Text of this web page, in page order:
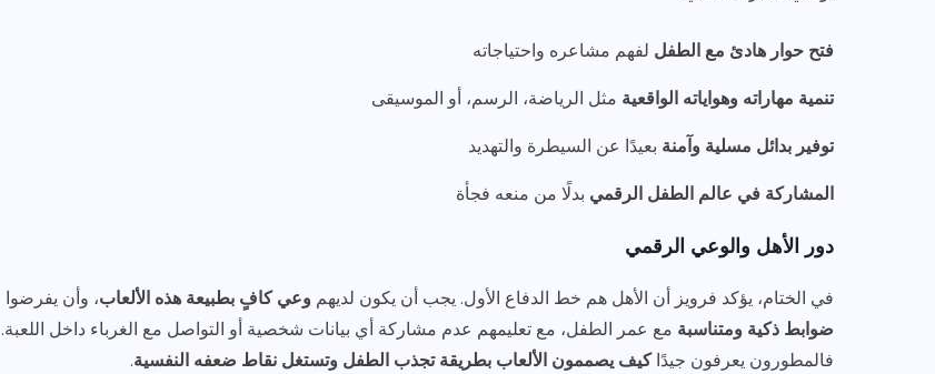
فتح حوار هادئ مع الطفل لفهم مشاعره واحتياجاته
تنمية مهاراته وهواياته الواقعية مثل الرياضة، الرسم، أو الموسيقى
توفير بدائل مسلية وآمنة بعيدًا عن السيطرة والتهديد
المشاركة في عالم الطفل الرقمي بدلًا من منعه فجأة
دور الأهل والوعي الرقمي
في الختام، يؤكد فرويز أن الأهل هم خط الدفاع الأول. يجب أن يكون لديهم وعي كافٍ بطبيعة هذه الألعاب، وأن يفرضوا
ضوابط ذكية ومتناسبة مع عمر الطفل، مع تعليمهم عدم مشاركة أي بيانات شخصية أو التواصل مع الغرباء داخل اللعبة.
فالمطورون يعرفون جيدًاكيف يصممون الألعاب بطريقة تجذب الطفل وتستغل نقاط ضعفه النفسية.